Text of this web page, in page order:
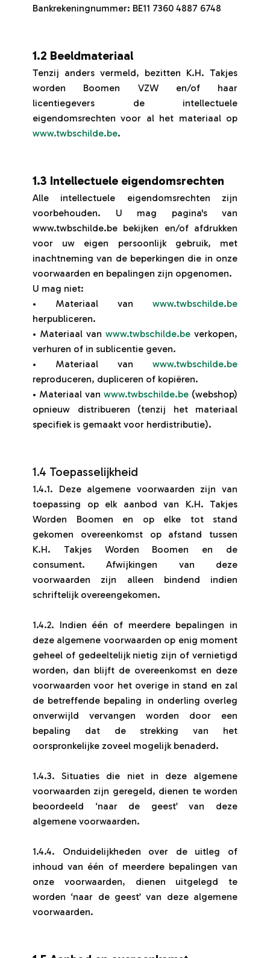
Bankrekeningnummer: BE11 7360 4887 6748
1.2 Beeldmateriaal
Tenzij anders vermeld, bezitten K.H. Takjes
worden Boomen VZW en/of haar
licentiegevers de intellectuele
eigendomsrechten voor al het materiaal op
www.twbschilde.be.
1.3 Intellectuele eigendomsrechten
Alle intellectuele eigendomsrechten zijn
voorbehouden. U mag pagina's van
www.twbschilde.be bekijken en/of afdrukken
voor uw eigen persoonlijk gebruik, met
inachtneming van de beperkingen die in onze
voorwaarden en bepalingen zijn opgenomen.
U mag niet:
• Materiaal van www.twbschilde.be
herpubliceren.
• Materiaal van www.twbschilde.be verkopen,
verhuren of in sublicentie geven.
• Materiaal van www.twbschilde.be
reproduceren, dupliceren of kopiëren.
• Materiaal van www.twbschilde.be (webshop)
opnieuw distribueren (tenzij het materiaal
specifiek is gemaakt voor herdistributie).
1.4 Toepasselijkheid
1.4.1. Deze algemene voorwaarden zijn van
toepassing op elk aanbod van K.H. Takjes
Worden Boomen en op elke tot stand
gekomen overeenkomst op afstand tussen
K.H. Takjes Worden Boomen en de
consument. Afwijkingen van deze
voorwaarden zijn alleen bindend indien
schriftelijk overeengekomen.
1.4.2. Indien één of meerdere bepalingen in
deze algemene voorwaarden op enig moment
geheel of gedeeltelijk nietig zijn of vernietigd
worden, dan blijft de overeenkomst en deze
voorwaarden voor het overige in stand en zal
de betreffende bepaling in onderling overleg
onverwijld vervangen worden door een
bepaling dat de strekking van het
oorspronkelijke zoveel mogelijk benaderd.
1.4.3. Situaties die niet in deze algemene
voorwaarden zijn geregeld, dienen te worden
beoordeeld ‘naar de geest’ van deze
algemene voorwaarden.
1.4.4. Onduidelijkheden over de uitleg of
inhoud van één of meerdere bepalingen van
onze voorwaarden, dienen uitgelegd te
worden ‘naar de geest’ van deze algemene
voorwaarden.